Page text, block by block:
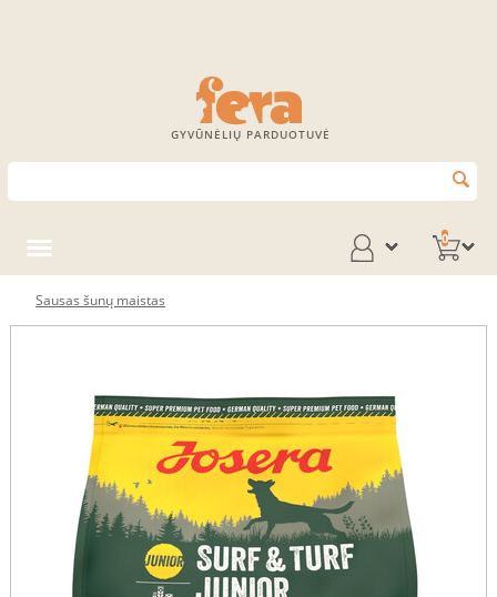
GYVŪNĖLIŲ PARDUOTUVĖ
0
Sausas šunų maistas